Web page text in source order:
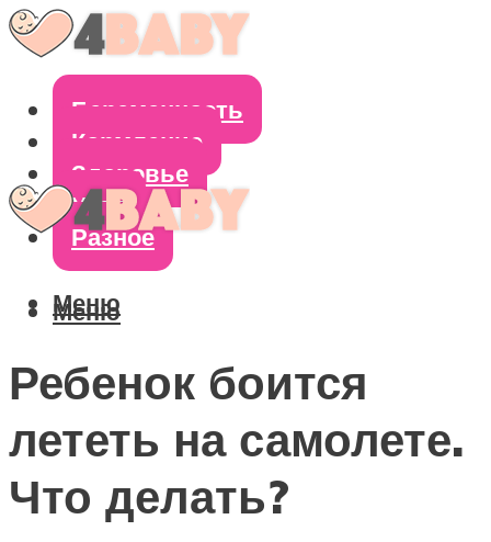
Беременность
Кормление
Здоровье
Уход
Разное
Меню
Меню
Ребенок боится
лететь на самолете.
Что делать?